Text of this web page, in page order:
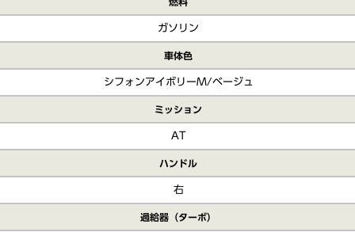
燃料
ガソリン
車体色
シフォンアイボリーM/ベージュ
ミッション
AT
ハンドル
右
過給器（ターボ）